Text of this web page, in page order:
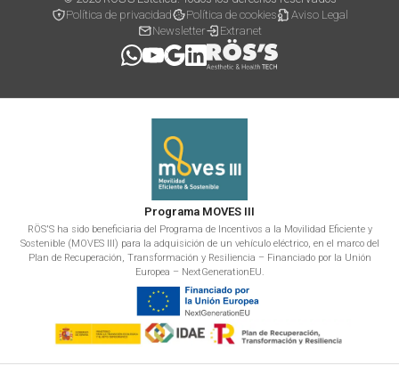
Política de privacidad
Política de cookies
Aviso Legal
Newsletter
Extranet
Programa MOVES III
RÖS'S ha sido beneficiaria del Programa de Incentivos a la Movilidad Eficiente y
Sostenible (MOVES III) para la adquisición de un vehículo eléctrico, en el marco del
Plan de Recuperación, Transformación y Resiliencia – Financiado por la Unión
Europea – NextGenerationEU.